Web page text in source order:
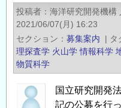
研
究
グ
ル
ー
ポ
海
研
究
開
発
投稿者 海洋研究開発機構
2021/06/07(月) 16:23
セクション
募集案内 | タ
理探査学 火山学 情報科学
物質科学
国立研究開発
記の公募を行